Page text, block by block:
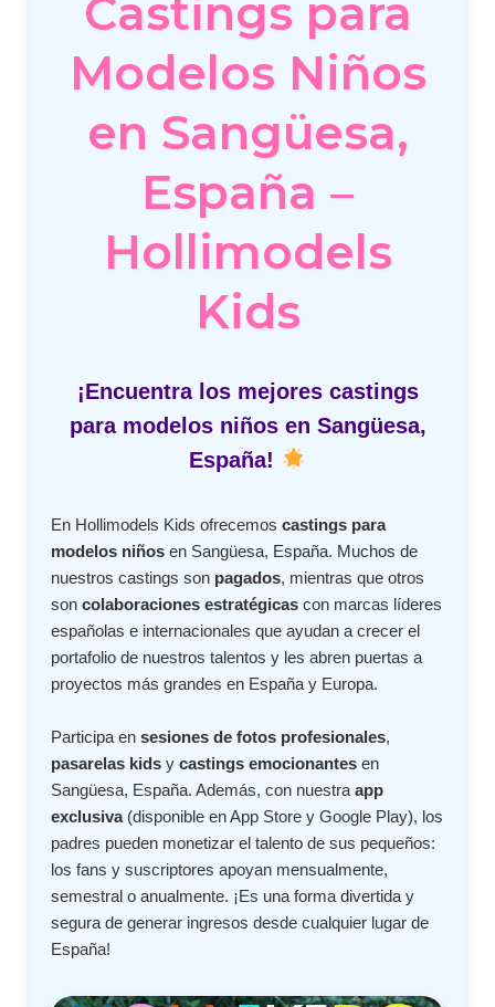
Castings para
Modelos Niños
en Sangüesa,
España –
Hollimodels
Kids
¡Encuentra los mejores castings
para modelos niños en Sangüesa,
España!
En Hollimodels Kids ofrecemoscastings para
modelos niños en Sangüesa, España. Muchos de
nuestros castings son pagados, mientras que otros
soncolaboraciones estratégicas con marcas líderes
españolas e internacionales que ayudan a crecer el
portafolio de nuestros talentos y les abren puertas a
proyectos más grandes en España y Europa.
Participa ensesiones de fotos profesionales,
pasarelas kids ycastings emocionantes en
Sangüesa, España. Además, con nuestraapp
exclusiva(disponible en App Store y Google Play), los
padres pueden monetizar el talento de sus pequeños:
los fans y suscriptores apoyan mensualmente,
semestral o anualmente. ¡Es una forma divertida y
segura de generar ingresos desde cualquier lugar de
España!